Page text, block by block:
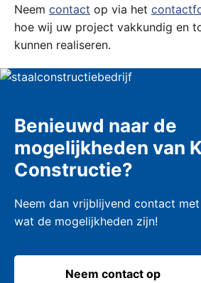
Neem contact op via het
hoe wij uw project vakkundig en
kunnen realiseren.
Benieuwd naar de
mogelijkheden van
Constructie?
Neem dan vrijblijvend contact
wat de mogelijkheden zijn!
Neem contact op